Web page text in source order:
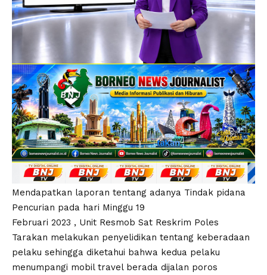
Mendapatkan laporan tentang adanya Tindak pidana
Pencurian pada hari Minggu 19
Februari 2023 , Unit Resmob Sat Reskrim Poles
Tarakan melakukan penyelidikan tentang keberadaan
pelaku sehingga diketahui bahwa kedua pelaku
menumpangi mobil travel berada dijalan poros